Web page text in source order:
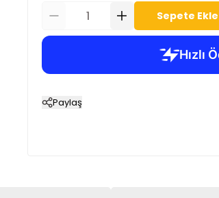
Sepete Ekle
Paylaş